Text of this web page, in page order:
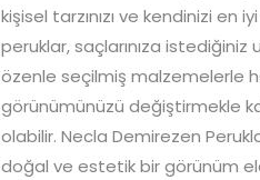
kişisel tarzınızı ve kendinizi
peruklar, saçlarınıza
özenle seçilmiş malzemelerle
görünümünüzü değiştirmekle
olabilir. Necla Demirezen
doğal ve estetik bir görünüm